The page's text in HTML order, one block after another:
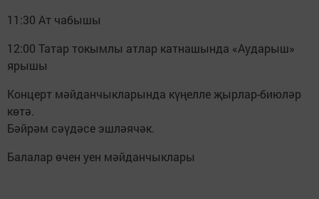
11:30 Ат чабышы
12:00 Татар токымлы атлар катнашында «Аударыш»
ярышы
Концерт мәйданчыкларында күңелле җырлар-биюләр
көтә.
Бәйрәм сәүдәсе эшләячәк.
Балалар өчен уен мәйданчыклары